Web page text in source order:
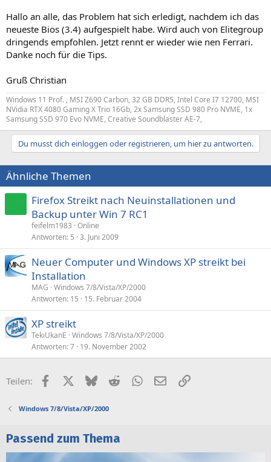
Hallo an alle, das Problem hat sich erledigt, nachdem ich das
neueste Bios (3.4) aufgespielt habe. Wird auch von Elitegroup
dringends empfohlen. Jetzt rennt er wieder wie nen Ferrari.
Danke noch für die Tips.
Gruß Christian
Windows 11 Prof. , MSI Z690 Carbon, 32 GB DDR5, Intel Core I7 12700, MSI
NVidia RTX 4080 Gaming X Trio 16Gb, 2x Samsung SSD 980 Pro NVME, 1x
Samsung SSD 970 Evo NVME, Creative Soundblaster AE-7,
Du musst dich einloggen oder registrieren, um hier zu antworten.
Ähnliche Themen
Firefox Streikt nach Neuinstallationen und
Backup unter Win 7 RC1
feifelm1983 Online
Antworten 5 3. Juni 2009
Neuer Computer und Windows XP streikt bei
Installation
MAG Windows 7/8/Vista/XP/2000
Antworten 15 15. Februar 2004
XP streikt
TekiUkanE Windows 7/8/Vista/XP/2000
Antworten 7 19. November 2002
Teilen: FacebookX (Twitter)
BlueskyRedditWhatsApp
E-MailLink
Windows 7/8/Vista/XP/2000
Passend zum Thema